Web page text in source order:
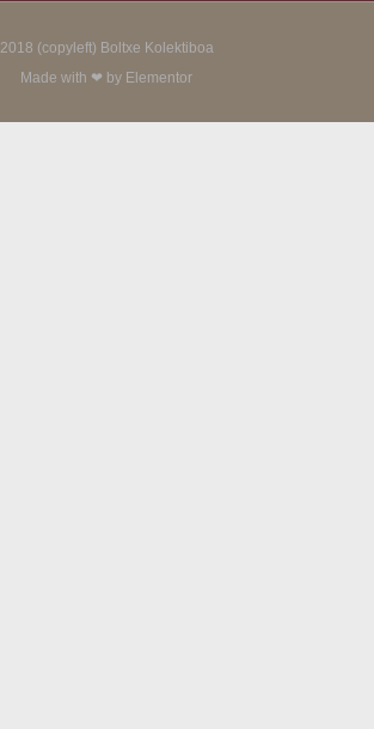
2018 (copyleft) Boltxe Kolektiboa
Made with ❤ by Elementor